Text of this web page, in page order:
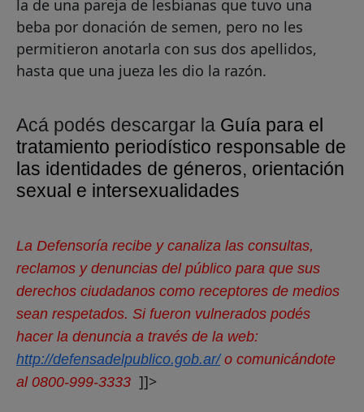
la de una pareja de lesbianas que tuvo una
beba por donación de semen, pero no les
permitieron anotarla con sus dos apellidos,
hasta que una jueza les dio la razón.
Acá podés descargar la Guía para el
tratamiento periodístico responsable de
las identidades de géneros, orientación
sexual e intersexualidades
La Defensoría recibe y canaliza las consultas,
reclamos y denuncias del público para que sus
derechos ciudadanos como receptores de medios
sean respetados. Si fueron vulnerados podés
hacer la denuncia a través de la web:
http://defensadelpublico.gob.ar/o comunicándote
al 0800-999-3333 ]]>